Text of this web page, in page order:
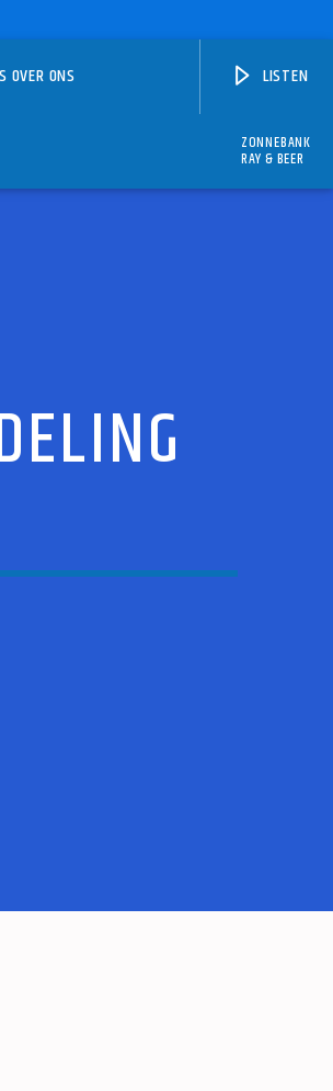
OVER ONS LISTEN
ZONNEBANK
RAY & BEER